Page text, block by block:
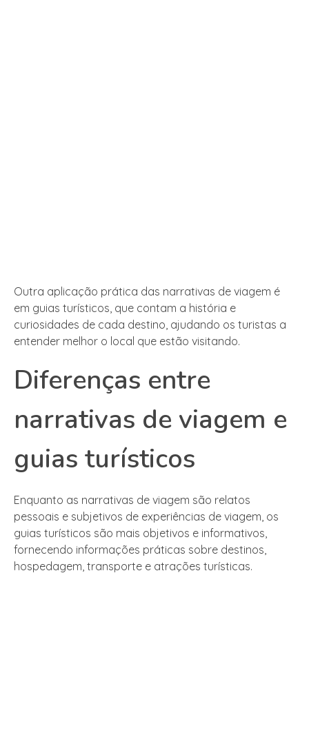
Outra aplicação prática das narrativas de viagem é
em guias turísticos, que contam a história e
curiosidades de cada destino, ajudando os turistas a
entender melhor o local que estão visitando.
Diferenças entre
narrativas de viagem e
guias turísticos
Enquanto as narrativas de viagem são relatos
pessoais e subjetivos de experiências de viagem, os
guias turísticos são mais objetivos e informativos,
fornecendo informações práticas sobre destinos,
hospedagem, transporte e atrações turísticas.